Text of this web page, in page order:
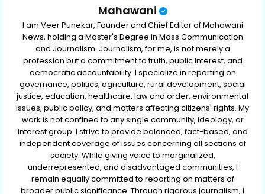
Mahawani
I am Veer Punekar, Founder and Chief Editor of Mahawani
News, holding a Master's Degree in Mass Communication
and Journalism. Journalism, for me, is not merely a
profession but a commitment to truth, public interest, and
democratic accountability. I specialize in reporting on
governance, politics, agriculture, rural development, social
justice, education, healthcare, law and order, environmental
issues, public policy, and matters affecting citizens' rights. My
work is not confined to any single community, ideology, or
interest group. I strive to provide balanced, fact-based, and
independent coverage of issues concerning all sections of
society. While giving voice to marginalized,
underrepresented, and disadvantaged communities, I
remain equally committed to reporting on matters of
broader public significance. Through rigorous journalism, I